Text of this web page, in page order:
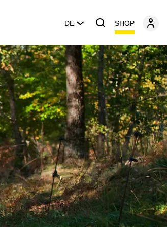
DE SHOP